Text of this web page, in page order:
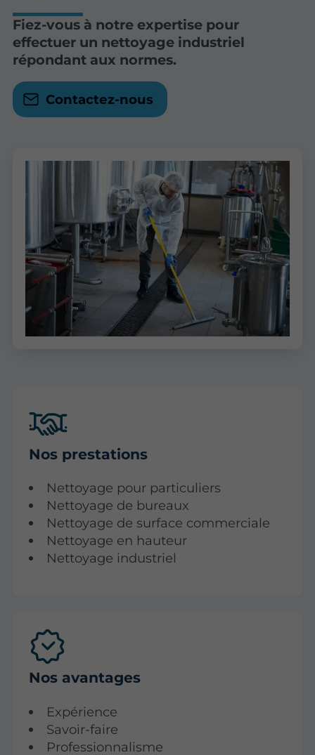
Fiez-vous à notre expertise pour
effectuer un nettoyage industriel
répondant aux normes.
Contactez-nous
Nos prestations
Nettoyage pour particuliers
Nettoyage de bureaux
Nettoyage de surface commerciale
Nettoyage en hauteur
Nettoyage industriel
Nos avantages
Expérience
Savoir-faire
Professionnalisme